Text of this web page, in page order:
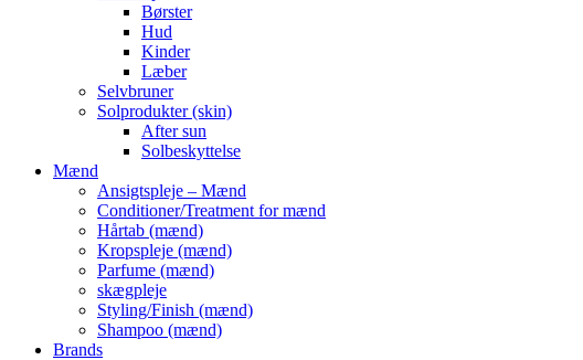
Børster
Hud
Kinder
Læber
Selvbruner
Solprodukter (skin)
After sun
Solbeskyttelse
Mænd
Ansigtspleje – Mænd
Conditioner/Treatment for mænd
Hårtab (mænd)
Kropspleje (mænd)
Parfume (mænd)
skægpleje
Styling/Finish (mænd)
Shampoo (mænd)
Brands